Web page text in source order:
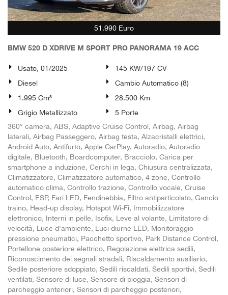
51.990 Euro
BMW 520 D XDRIVE M SPORT PRO PANORAMA 19 ACC
Usato, 01/2025
145 KW/197 CV
Diesel
Cambio Automatico (8)
1.995 Cm³
28.500 Km
Grigio Metallizzato
5 Porte
360° camera, ABS, Adaptive Cruise Control, Airbag, Airbag
laterali, Airbag Passeggero, Airbag testa, Alzacristalli elettrici,
Android Auto, Antifurto, Apple CarPlay, Autoradio, Autoradio
digitale, Bluetooth, Boardcomputer, Bracciolo, Carica per
smartphone a induzione, Cerchi in lega, Chiusura centralizzata,
Climatizzatore, Climatizzatore automatico, 4 zone, Controllo
automatico clima, Controllo trazione, Controllo vocale, Cruise
Control, ESP, Fari LED, Fendinebbia, Filtro antiparticolato, Gancio
traino, Head-up display, Hotspot Wi-Fi, Immobilizzatore
elettronico, Interni in pelle, Isofix, Leve al volante, Limitatore di
velocità, Luce d'ambiente, Luci diurne LED, Monitoraggio
pressione pneumatici, Pacchetto sportivo, Park Distance Control,
Portellone posteriore elettrico, Regolazione elettrica sedili,
Riconoscimento dei segnali stradali, Riscaldamento ausiliario,
Sedile posteriore sdoppiato, Sedili riscaldati, Sedili sportivi, Sedili
ventilati, Sensore di luce, Sensore di pioggia, Sensori di
parcheggio anteriori, Sensori di parcheggio posteriori,